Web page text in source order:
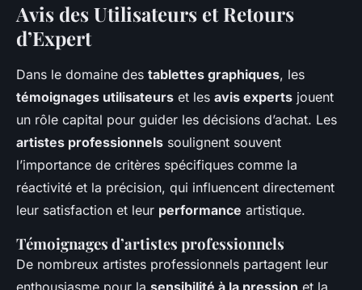
Avis des Utilisateurs et Retours
d’Expert
Dans le domaine des tablettes graphiques, les
témoignages utilisateurs et les avis experts jouent
un rôle capital pour guider les décisions d’achat. Les
artistes professionnels soulignent souvent
l’importance de critères spécifiques comme la
réactivité et la précision, qui influencent directement
leur satisfaction et leur performance artistique.
Témoignages d’artistes professionnels
De nombreux artistes professionnels partagent leur